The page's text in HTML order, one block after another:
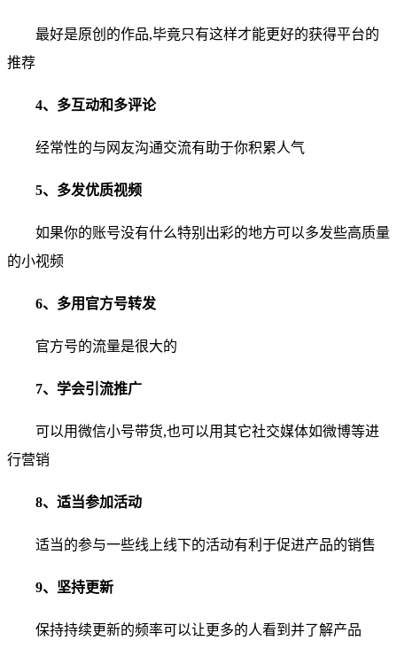
最好是原创的作品,毕竟只有这样才能更好的获得平台的
推荐
4、多互动和多评论
经常性的与网友沟通交流有助于你积累人气
5、多发优质视频
如果你的账号没有什么特别出彩的地方可以多发些高质量
的小视频
6、多用官方号转发
官方号的流量是很大的
7、学会引流推广
可以用微信小号带货,也可以用其它社交媒体如微博等进
行营销
8、适当参加活动
适当的参与一些线上线下的活动有利于促进产品的销售
9、坚持更新
保持持续更新的频率可以让更多的人看到并了解产品